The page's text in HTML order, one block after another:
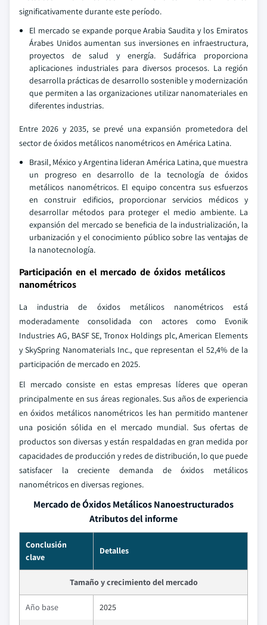
significativamente durante este período.
El mercado se expande porque Arabia Saudita y los Emiratos
Árabes Unidos aumentan sus inversiones en infraestructura,
proyectos de salud y energía. Sudáfrica proporciona
aplicaciones industriales para diversos procesos. La región
desarrolla prácticas de desarrollo sostenible y modernización
que permiten a las organizaciones utilizar nanomateriales en
diferentes industrias.
Entre 2026 y 2035, se prevé una expansión prometedora del
sector de óxidos metálicos nanométricos en América Latina.
Brasil, México y Argentina lideran América Latina, que muestra
un progreso en desarrollo de la tecnología de óxidos
metálicos nanométricos. El equipo concentra sus esfuerzos
en construir edificios, proporcionar servicios médicos y
desarrollar métodos para proteger el medio ambiente. La
expansión del mercado se beneficia de la industrialización, la
urbanización y el conocimiento público sobre las ventajas de
la nanotecnología.
Participación en el mercado de óxidos metálicos
nanométricos
La industria de óxidos metálicos nanométricos está
moderadamente consolidada con actores como Evonik
Industries AG, BASF SE, Tronox Holdings plc, American Elements
y SkySpring Nanomaterials Inc., que representan el 52,4% de la
participación de mercado en 2025.
El mercado consiste en estas empresas líderes que operan
principalmente en sus áreas regionales. Sus años de experiencia
en óxidos metálicos nanométricos les han permitido mantener
una posición sólida en el mercado mundial. Sus ofertas de
productos son diversas y están respaldadas en gran medida por
capacidades de producción y redes de distribución, lo que puede
satisfacer la creciente demanda de óxidos metálicos
nanométricos en diversas regiones.
Mercado de Óxidos Metálicos Nanoestructurados
Atributos del informe
Conclusión
clave
Detalles
Tamaño y crecimiento del mercado
Año base 2025